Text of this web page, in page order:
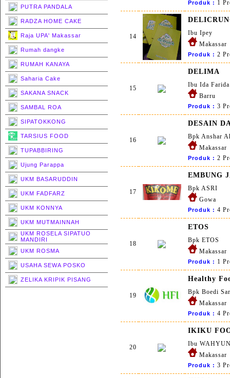
PUTRA PANDALA
RADZA HOME CAKE
Raja UPA' Makassar
Rumah dangke
RUMAH KANAYA
Saharia Cake
SAKANA SNACK
SAMBAL ROA
SIPATOKKONG
TARSIUS FOOD
TUPABBIRING
Ujung Parappa
UKM BASARUDDIN
UKM FADFARZ
UKM KONNYA
UKM MUTMAINNAH
UKM ROSELA SIPATUO
MANDIRI
UKM ROSMA
USAHA SEWA POSKO
ZELIKA KRIPIK PISANG
Produk : 1
14
Ibu Ipey
Makassar
Produk : 2
15
DELIMA
Ibu Ida Farida
Barru
Produk : 3
16
DESAIN
Bpk Anshar
Makassar
Produk : 2
17
EMBUNG
Bpk ASRI
Gowa
Produk : 4
18
ETOS
Bpk ETOS
Makassar
Produk : 1
19
Healthy
Bpk Boedi
Makassar
Produk : 4
20
IKIKU
Ibu
Makassar
Produk : 3